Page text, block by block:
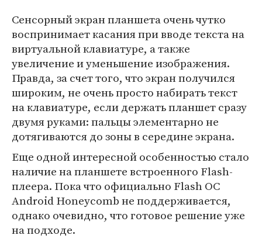
Сенсорный экран планшета очень чутко
воспринимает касания при вводе текста на
виртуальной клавиатуре, а также
увеличение и уменьшение изображения.
Правда, за счет того, что экран получился
широким, не очень просто набирать текст
на клавиатуре, если держать планшет сразу
двумя руками: пальцы элементарно не
дотягиваются до зоны в середине экрана.
Еще одной интересной особенностью стало
наличие на планшете встроенного Flash-
плеера. Пока что официально Flash ОС
Android Honeycomb не поддерживается,
однако очевидно, что готовое решение уже
на подходе.